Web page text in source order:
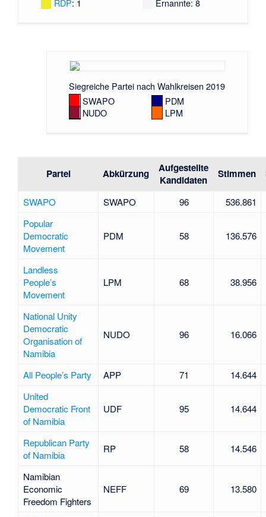
RDP: 1
Ernannte: 8
Siegreiche Partei nach Wahlkreisen 2019
SWAPO
NUDO
PDM
LPM
Partei Abkürzung
Aufgestellte
Kandidaten
Stimmen
SWAPO SWAPO 96 536.861
Popular
Democratic
Movement
PDM 58 136.576
Landless
People’s
Movement
LPM 68 38.956
National Unity
Democratic
Organisation of
Namibia
NUDO 96 16.066
All People’s Party APP 71
14.644
United
Democratic Front
of Namibia
UDF 95 14.644
Republican Party
of Namibia
RP 58 14.546
Namibian
Economic
Freedom Fighters
NEFF 69 13.580